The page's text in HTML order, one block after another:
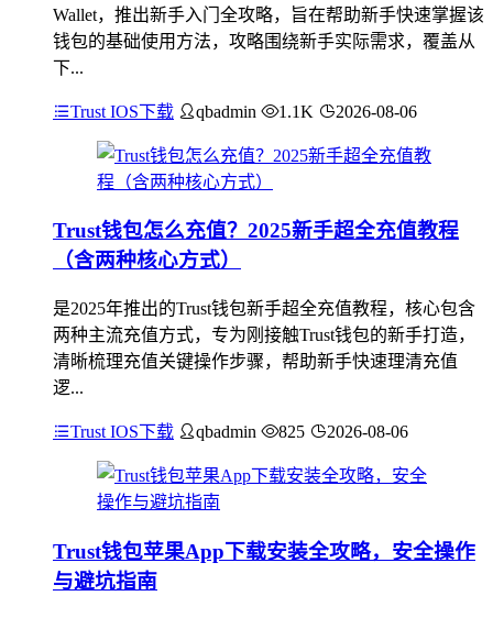
Wallet，推出新手入门全攻略，旨在帮助新手快速掌握该
钱包的基础使用方法，攻略围绕新手实际需求，覆盖从
下...
Trust IOS下载 qbadmin 1.1K 2026-08-06
Trust钱包怎么充值？2025新手超全充值教程
（含两种核心方式）
是2025年推出的Trust钱包新手超全充值教程，核心包含
两种主流充值方式，专为刚接触Trust钱包的新手打造，
清晰梳理充值关键操作步骤，帮助新手快速理清充值
逻...
Trust IOS下载 qbadmin 825 2026-08-06
Trust钱包苹果App下载安装全攻略，安全操作
与避坑指南